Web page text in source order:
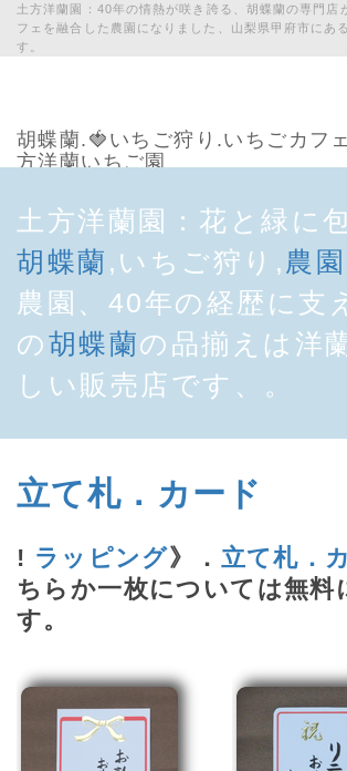
土方洋蘭園：40年の情熱が咲き誇る、胡蝶蘭の専門店
フェを融合した農園になりました、山梨県甲府市にあ
す。
胡蝶蘭.🍓いちご狩り.いちごカフ
方洋蘭いちご園
土方洋蘭園：花と緑に
胡蝶蘭 ,いちご狩り, 農
農園、40年の経歴に支
の胡蝶蘭の品揃えは洋
しい販売店です、。
立て札．カード
! ラッピング》． 立て札．
ちらか一枚については無料
す。